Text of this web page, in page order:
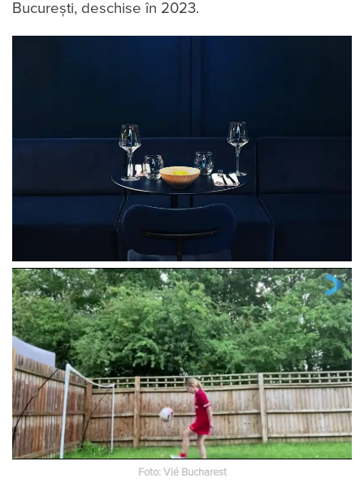
București, deschise în 2023.
Foto: Vié Bucharest